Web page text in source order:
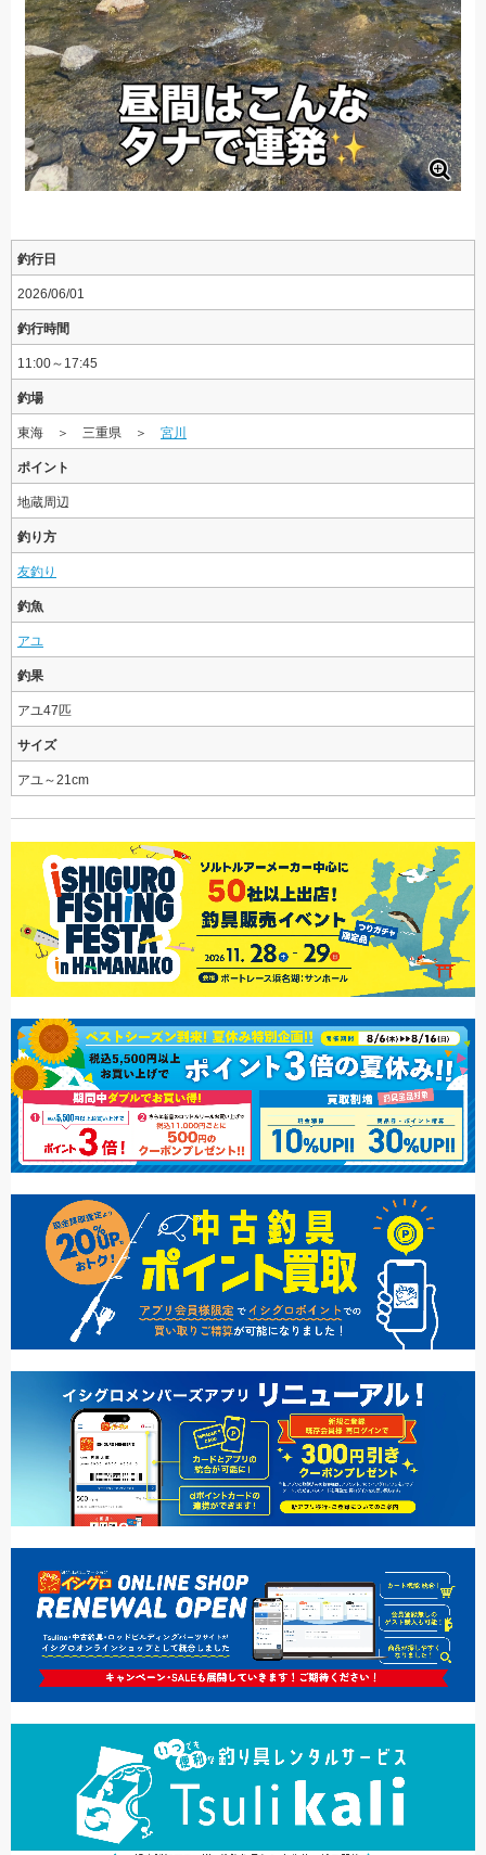
釣行日
2026/06/01
釣行時間
11:00～17:45
釣場
東海 ＞ 三重県 ＞ 宮川
ポイント
地蔵周辺
釣り方
友釣り
釣魚
アユ
釣果
アユ47匹
サイズ
アユ～21cm